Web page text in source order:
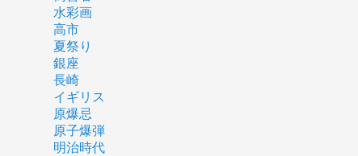
水彩画
高市
夏祭り
銀座
長崎
イギリス
原爆忌
原子爆弾
明治時代